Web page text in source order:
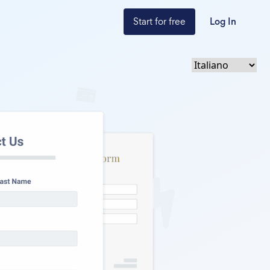
Start for free Log In